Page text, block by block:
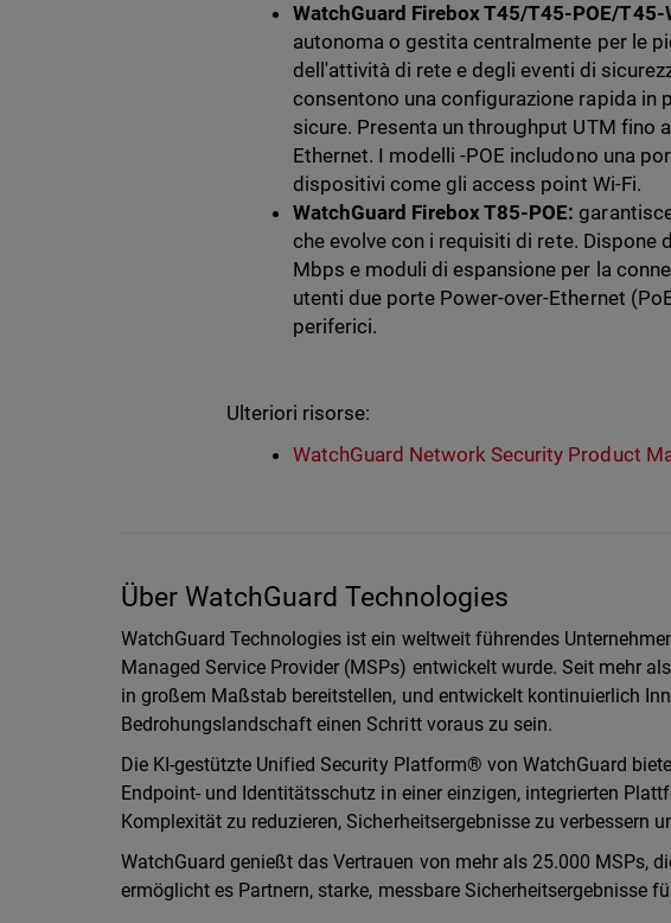
WatchGuard Firebox T45/T45-POE/T45-
autonoma o gestita centralmente per le
dell'attività di rete e degli eventi di
consentono una configurazione rapida in
sicure. Presenta un throughput UTM fino
Ethernet. I modelli -POE includono una
dispositivi come gli access point Wi-Fi.
WatchGuard Firebox T85-POE:
che evolve con i requisiti di rete. Dispone
Mbps e moduli di espansione per la
utenti due porte Power-over-Ethernet
periferici.
Ulteriori risorse:
WatchGuard Network Security Product
Über WatchGuard Technologies
WatchGuard Technologies ist ein weltweit führendes
Managed Service Provider (MSPs) entwickelt wurde. Seit mehr
in großem Maßstab bereitstellen, und entwickelt kontinuierlich
Bedrohungslandschaft einen Schritt voraus zu sein.
Die KI-gestützte Unified Security Platform® von WatchGuard
Endpoint- und Identitätsschutz in einer einzigen, integrierten
Komplexität zu reduzieren, Sicherheitsergebnisse zu verbessern
WatchGuard genießt das Vertrauen von mehr als 25.000 MSPs,
ermöglicht es Partnern, starke, messbare Sicherheitsergebnisse